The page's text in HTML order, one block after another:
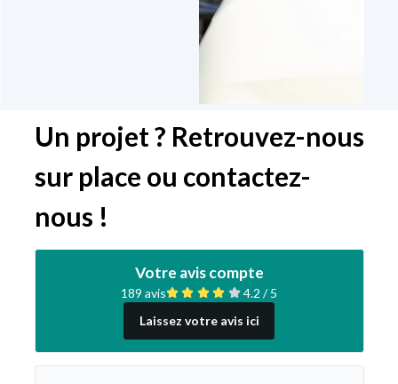
Un projet ? Retrouvez-nous
sur place ou contactez-
nous !
Votre avis compte
189 avis
4.2 / 5
Laissez votre avis ici